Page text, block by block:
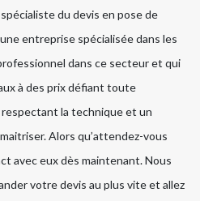
du devis en pose de
entreprise spécialisée dans les
dans ce secteur et qui
à des prix défiant toute
la technique et un
Alors qu’attendez-vous
avec eux dès maintenant. Nous
votre devis au plus vite et allez